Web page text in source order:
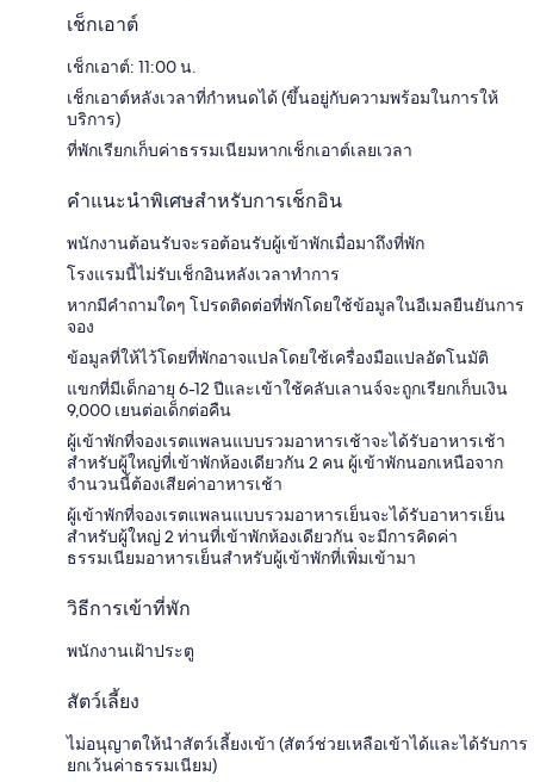
เช็กเอาต์
เช็กเอาต์: 11:00 น.
เช็กเอาต์หลังเวลาที่กำหนดได้ (ขึ้นอยู่กับความพร้อมในการให้
บริการ)
ที่พักเรียกเก็บค่าธรรมเนียมหากเช็กเอาต์เลยเวลา
คำแนะนำพิเศษสำหรับการเช็กอิน
พนักงานต้อนรับจะรอต้อนรับผู้เข้าพักเมื่อมาถึงที่พัก
โรงแรมนี้ไม่รับเช็กอินหลังเวลาทำการ
หากมีคำถามใดๆ โปรดติดต่อที่พักโดยใช้ข้อมูลในอีเมลยืนยันการ
จอง
ข้อมูลที่ให้ไว้โดยที่พักอาจแปลโดยใช้เครื่องมือแปลอัตโนมัติ
แขกที่มีเด็กอายุ 6-12 ปีและเข้าใช้คลับเลานจ์จะถูกเรียกเก็บเงิน
9,000 เยนต่อเด็กต่อคืน
ผู้เข้าพักที่จองเรตแพลนแบบรวมอาหารเช้าจะได้รับอาหารเช้า
สำหรับผู้ใหญ่ที่เข้าพักห้องเดียวกัน 2 คน ผู้เข้าพักนอกเหนือจาก
จำนวนนี้ต้องเสียค่าอาหารเช้า
ผู้เข้าพักที่จองเรตแพลนแบบรวมอาหารเย็นจะได้รับอาหารเย็น
สำหรับผู้ใหญ่ 2 ท่านที่เข้าพักห้องเดียวกัน จะมีการคิดค่า
ธรรมเนียมอาหารเย็นสำหรับผู้เข้าพักที่เพิ่มเข้ามา
วิธีการเข้าที่พัก
พนักงานเฝ้าประตู
สัตว์เลี้ยง
ไม่อนุญาตให้นำสัตว์เลี้ยงเข้า (สัตว์ช่วยเหลือเข้าได้และได้รับการ
ยกเว้นค่าธรรมเนียม)